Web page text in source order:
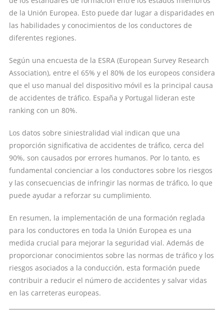
de la Unión Europea. Esto puede dar lugar a disparidades en
las habilidades y conocimientos de los conductores de
diferentes regiones.
Según una encuesta de la ESRA (European Survey Research
Association), entre el 65% y el 80% de los europeos considera
que el uso manual del dispositivo móvil es la principal causa
de accidentes de tráfico. España y Portugal lideran este
ranking con un 80%.
Los datos sobre siniestralidad vial indican que una
proporción significativa de accidentes de tráfico, cerca del
90%, son causados por errores humanos. Por lo tanto, es
fundamental concienciar a los conductores sobre los riesgos
y las consecuencias de infringir las normas de tráfico, lo que
puede ayudar a reforzar su cumplimiento.
En resumen, la implementación de una formación reglada
para los conductores en toda la Unión Europea es una
medida crucial para mejorar la seguridad vial. Además de
proporcionar conocimientos sobre las normas de tráfico y los
riesgos asociados a la conducción, esta formación puede
contribuir a reducir el número de accidentes y salvar vidas
en las carreteras europeas.